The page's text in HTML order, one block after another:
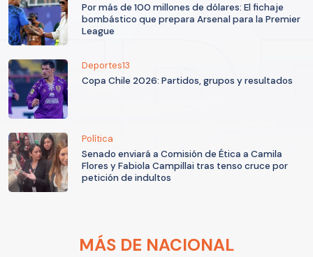
Por más de 100 millones de dólares: El fichaje
bombástico que prepara Arsenal para la Premier
League
Deportes13
Copa Chile 2026: Partidos, grupos y resultados
Política
Senado enviará a Comisión de Ética a Camila
Flores y Fabiola Campillai tras tenso cruce por
petición de indultos
MÁS DE NACIONAL